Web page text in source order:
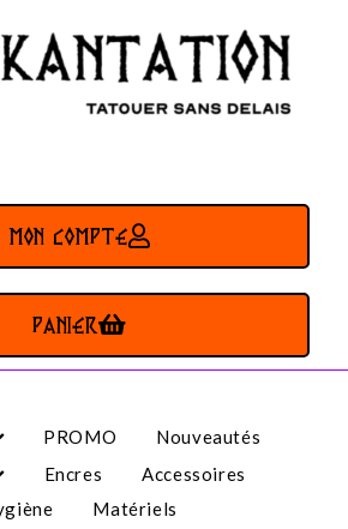
MON COMPTE
PANIER
PROMO
Nouveautés
Encres
Accessoires
Matériels